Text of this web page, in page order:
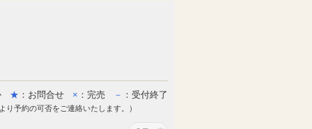
★ ：お問合せ × ：完売 － ：受付終了
り予約の可否をご連絡いたします。）